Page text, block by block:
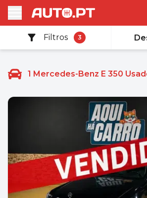
Filtros 3
1 Mercedes-Benz E 350